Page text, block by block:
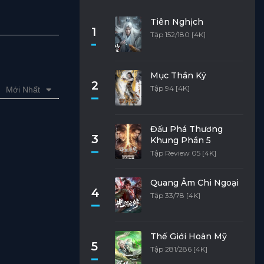
Mới Nhất
1
Tiên Nghịch
Tập 152/180 [4K]
2
Mục Thần Ký
Tập 94 [4K]
3
Đấu Phá Thương
Khung Phần 5
Tập Review 05 [4K]
4
Quang Âm Chi Ngoại
Tập 33/78 [4K]
5
Thế Giới Hoàn Mỹ
Tập 281/286 [4K]